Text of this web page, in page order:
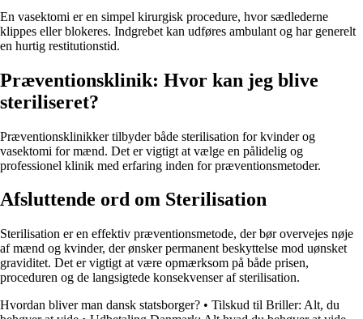
En vasektomi er en simpel kirurgisk procedure, hvor sædlederne
klippes eller blokeres. Indgrebet kan udføres ambulant og har generelt
en hurtig restitutionstid.
Præventionsklinik: Hvor kan jeg blive
steriliseret?
Præventionsklinikker tilbyder både sterilisation for kvinder og
vasektomi for mænd. Det er vigtigt at vælge en pålidelig og
professionel klinik med erfaring inden for præventionsmetoder.
Afsluttende ord om Sterilisation
Sterilisation er en effektiv præventionsmetode, der bør overvejes nøje
af mænd og kvinder, der ønsker permanent beskyttelse mod uønsket
graviditet. Det er vigtigt at være opmærksom på både prisen,
proceduren og de langsigtede konsekvenser af sterilisation.
Hvordan bliver man dansk statsborger? • Tilskud til Briller: Alt, du